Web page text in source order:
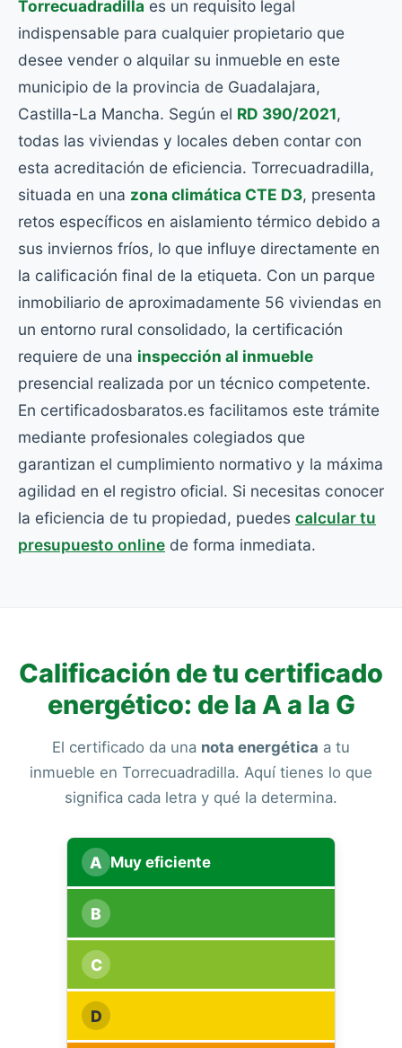
Torrecuadradilla es un requisito legal
indispensable para cualquier propietario que
desee vender o alquilar su inmueble en este
municipio de la provincia de Guadalajara,
Castilla-La Mancha. Según el RD 390/2021,
todas las viviendas y locales deben contar con
esta acreditación de eficiencia. Torrecuadradilla,
situada en una zona climática CTE D3, presenta
retos específicos en aislamiento térmico debido a
sus inviernos fríos, lo que influye directamente en
la calificación final de la etiqueta. Con un parque
inmobiliario de aproximadamente 56 viviendas en
un entorno rural consolidado, la certificación
requiere de una inspección al inmueble
presencial realizada por un técnico competente.
En certificadosbaratos.es facilitamos este trámite
mediante profesionales colegiados que
garantizan el cumplimiento normativo y la máxima
agilidad en el registro oficial. Si necesitas conocer
la eficiencia de tu propiedad, puedes calcular tu
presupuesto online de forma inmediata.
Calificación de tu certificado
energético: de la A a la G
El certificado da una nota energética a tu
inmueble en Torrecuadradilla. Aquí tienes lo que
significa cada letra y qué la determina.
A Muy eficiente
B
C
D